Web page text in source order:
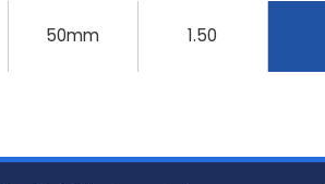
50mm 1.50